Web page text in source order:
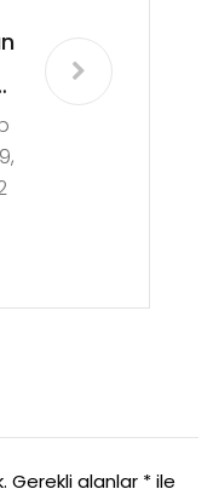
Gerekli alanlar *ile